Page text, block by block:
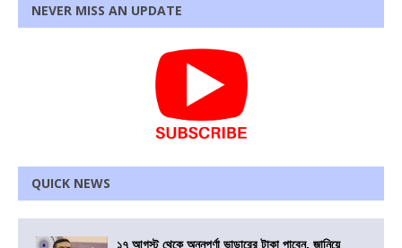
NEVER MISS AN UPDATE
QUICK NEWS
১৭ আগস্ট থেকে অন্নপূর্ণা ভান্ডারের টাকা পাবেন, জানিয়ে